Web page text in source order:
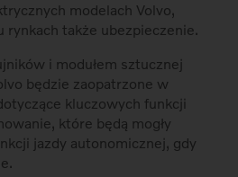
modelach Volvo,
rynkach także ubezpieczenie.
i modułem sztucznej
będzie zaopatrzone w
kluczowych funkcji
które będą mogły
jazdy autonomicznej, gdy